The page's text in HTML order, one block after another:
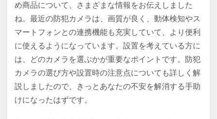
め商品について、さまざまな情報をお伝えしました
ね。最近の防犯カメラは、画質が良く、動体検知やス
マートフォンとの連携機能も充実していて、より便利
に使えるようになっています。設置を考えている方に
は、どのカメラを選ぶかが重要なポイントです。防犯
カメラの選び方や設置時の注意点についても詳しく解
説しましたので、きっとあなたの不安を解消する手助
けになったはずです。